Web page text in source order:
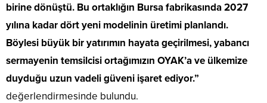
birine dönüştü. Bu ortaklığın Bursa fabrikasında 2027
yılına kadar dört yeni modelinin üretimi planlandı.
Böylesi büyük bir yatırımın hayata geçirilmesi, yabancı
sermayenin temsilcisi ortağımızın OYAK’a ve ülkemize
duyduğu uzun vadeli güveni işaret ediyor.”
değerlendirmesinde bulundu.